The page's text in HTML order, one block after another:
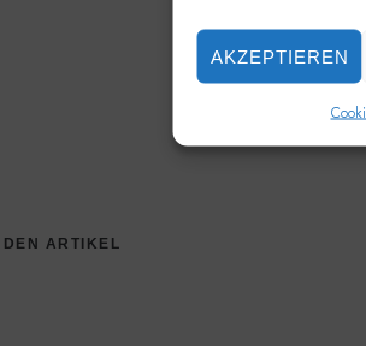
AKZEPTIEREN
ARTIKEL